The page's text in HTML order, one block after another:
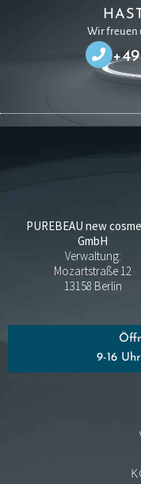
Wir freuen
PUREBEAU new
GmbH
Verwaltung:
Mozartstraße 12
13158 Berlin
9-16